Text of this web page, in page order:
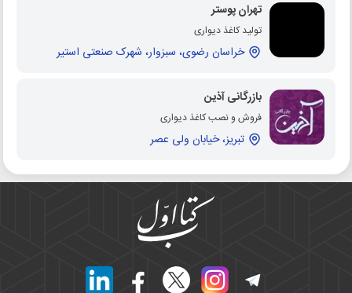
تهران پوستر
تولید کاغذ دیواری
خراسان رضوی، سبزوار، شهرک صنعتی استیر
بازرگانی آذین
فروش و نصب کاغذ دیواری
تبریز، خیابان ولی عصر